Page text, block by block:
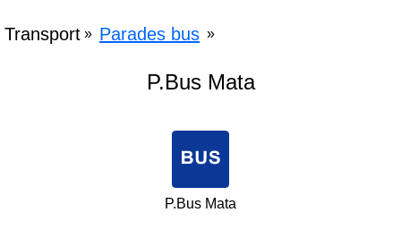
Transport » Parades bus »
P.Bus Mata
P.Bus Mata